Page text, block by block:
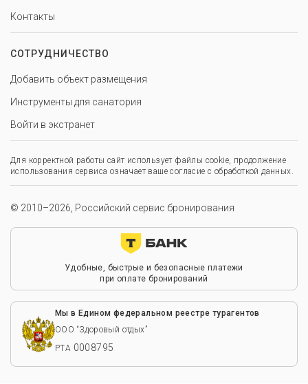
Контакты
СОТРУДНИЧЕСТВО
Добавить объект размещения
Инструменты для санатория
Войти в экстранет
Для корректной работы сайт использует файлы cookie, продолжение
использования сервиса означает ваше согласие с обработкой данных.
© 2010–2026, Российский сервис бронирования
Удобные, быстрые и безопасные платежи
при оплате бронирований
Мы в Едином федеральном реестре турагентов
ООО “Здоровый отдых”
РТА 0008795